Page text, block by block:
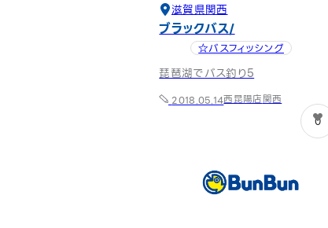
滋賀県関西
ブラックバス
☆バスフィッシング
琵琶湖でバス釣り5
2018.05.14西昆陽店関西
0